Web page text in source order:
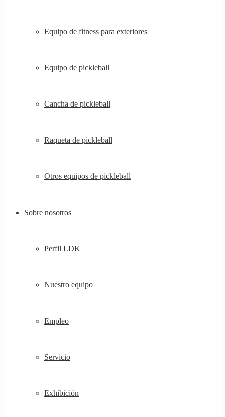
Equipo de fitness para exteriores
Equipo de pickleball
Cancha de pickleball
Raqueta de pickleball
Otros equipos de pickleball
Sobre nosotros
Perfil LDK
Nuestro equipo
Empleo
Servicio
Exhibición